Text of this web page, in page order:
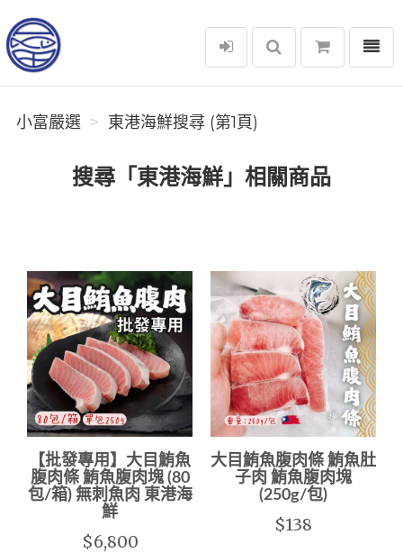
小富嚴選
選單
小富嚴選 東港海鮮搜尋 (第1頁)
搜尋「東港海鮮」相關商品
【批發專用】大目鮪魚
腹肉條 鮪魚腹肉塊 (80
包/箱) 無刺魚肉 東港海
鮮
$6,800
大目鮪魚腹肉條 鮪魚肚
子肉 鮪魚腹肉塊
(250g/包)
$138